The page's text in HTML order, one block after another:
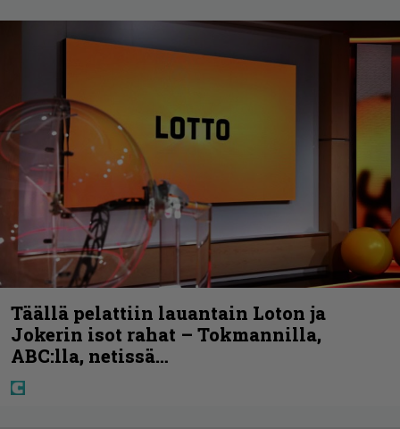
Täällä pelattiin lauantain Loton ja
Jokerin isot rahat – Tokmannilla,
ABC:lla, netissä…